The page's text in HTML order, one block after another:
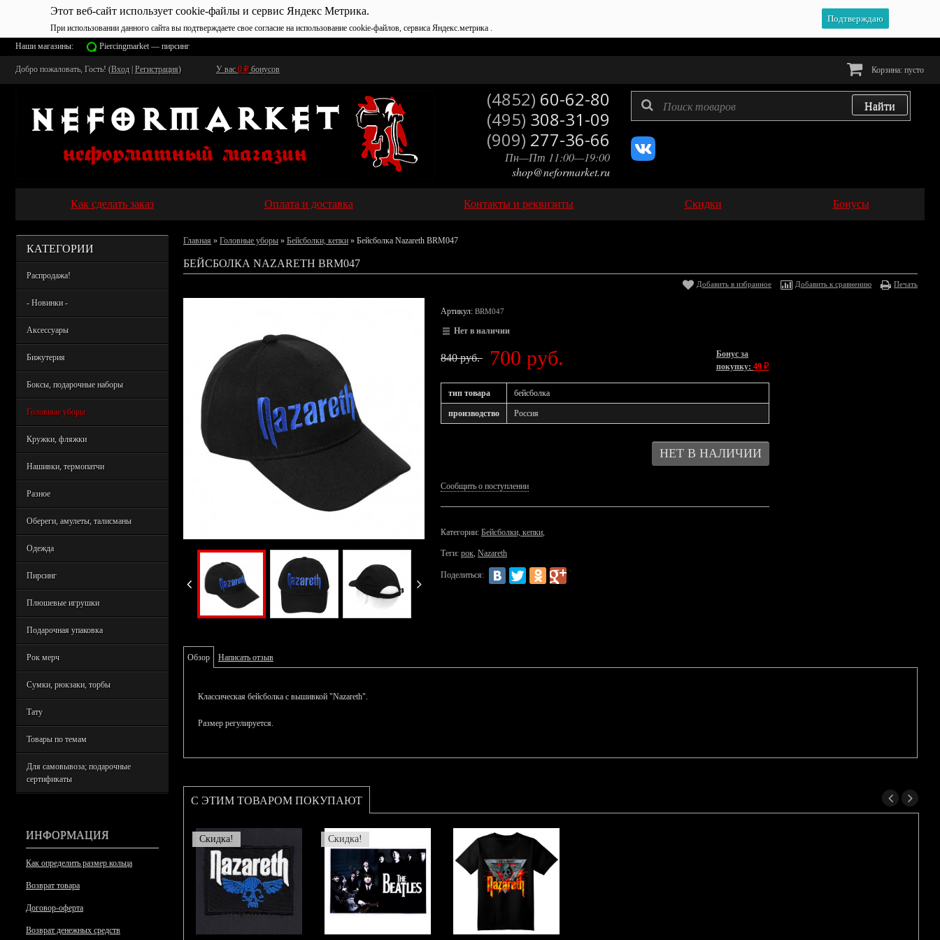
Этот веб-сайт использует cookie-файлы и сервис Яндекс Метрика.
При использовании данного сайта вы подтверждаете свое согласие на использование cookie-файлов, сервиса Яндекс.метрика .
Подтверждаю
Наши магазины: Piercingmarket — пирсинг
Добро пожаловать, Гость! (Вход Регистрация) У вас 0 ₽ бонусов Корзина: пусто
(4852) 60-62-80
(495) 308-31-09
(909) 277-36-66
Пн—Пт 11:00—19:00
shop@neformarket.ru
Как сделать заказ Оплата и доставка Контакты и реквизиты Скидки Бонусы
КАТЕГОРИИ
Распродажа!
- Новинки -
Аксессуары
Бижутерия
Боксы, подарочные наборы
Головные уборы
Кружки, фляжки
Нашивки, термопатчи
Разное
Обереги, амулеты, талисманы
Одежда
Пирсинг
Плюшевые игрушки
Подарочная упаковка
Рок мерч
Сумки, рюкзаки, торбы
Тату
Товары по темам
Для самовывоза; подарочные
сертификаты
ИНФОРМАЦИЯ
Как определить размер кольца
Возврат товара
Договор-оферта
Возврат денежных средств
Главная » Головные уборы » Бейсболки, кепки » Бейсболка Nazareth BRM047
БЕЙСБОЛКА NAZARETH BRM047
Добавить в избранное Добавить к сравнению Печать
Артикул: BRM047
Нет в наличии
840 руб. 700 руб.
Бонус за
покупку: 49 ₽
тип товара бейсболка
производство Россия
Сообщить о поступлении
Категории: Бейсболки, кепки,
Теги: рок, Nazareth
Поделиться:
Обзор Написать отзыв
Классическая бейсболка с вышивкой "Nazareth".
Размер регулируется.
С ЭТИМ ТОВАРОМ ПОКУПАЮТ
Скидка! Скидка!